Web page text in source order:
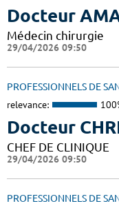
Docteur
Médecin chirurgie
29/04/2026 09:50
PROFESSIONNELS DE
relevance:
Docteur
CHEF DE CLINIQUE
29/04/2026 09:50
PROFESSIONNELS DE